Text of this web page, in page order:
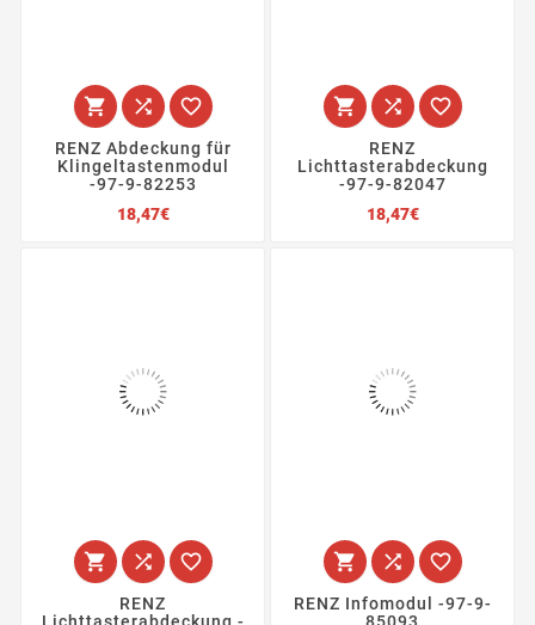
  
RENZ Abdeckung für
Klingeltastenmodul
-97-9-82253
18,47€Preis
  
RENZ
Lichttasterabdeckung
-97-9-82047
18,47€Preis
  
RENZ
  
RENZ Infomodul -97-9-